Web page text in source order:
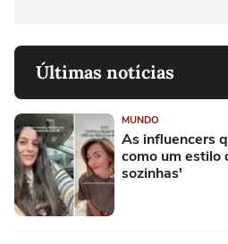
Últimas notícias
MUNDO
As influencers
como um estilo
sozinhas'